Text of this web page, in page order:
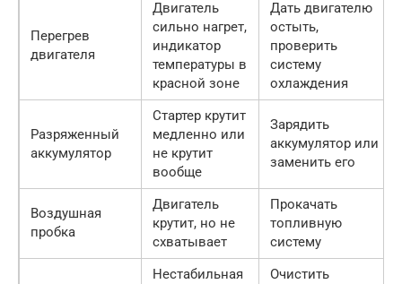
Перегрев
двигателя
Двигатель
сильно нагрет,
индикатор
температуры в
красной зоне
Дать двигателю
остыть,
проверить
систему
охлаждения
Разряженный
аккумулятор
Стартер крутит
медленно или
не крутит
вообще
Зарядить
аккумулятор или
заменить его
Воздушная
пробка
Двигатель
крутит, но не
схватывает
Прокачать
топливную
систему
Нестабильная
Очистить